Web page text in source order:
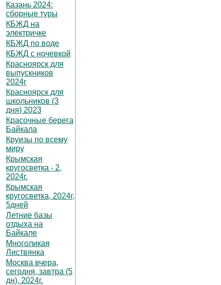
Казань 2024:
сборные туры
КБЖД на
электричке
КБЖД по воде
КБЖД с ночевкой
Красноярск для
выпускников
2024г
Красноярск для
школьников (3
дня) 2023
Красочные берега
Байкала
Круизы по всему
миру
Крымская
кругосветка - 2,
2024г.
Крымская
кругосветка, 2024г,
5дней
Летние базы
отдыха на
Байкале
Многоликая
Листвянка
Москва вчера,
сегодня, завтра (5
дн), 2024г.